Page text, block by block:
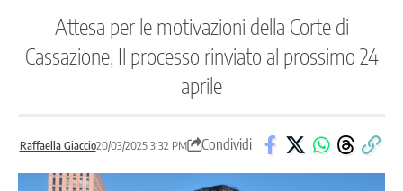
Attesa per le motivazioni della Corte di
Cassazione, Il processo rinviato al prossimo 24
aprile
Raffaella Giaccio20/03/2025 3:32 PM Condividi